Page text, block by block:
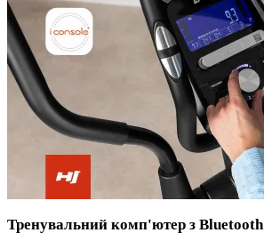
Тренувальний комп'ютер з Bluetooth